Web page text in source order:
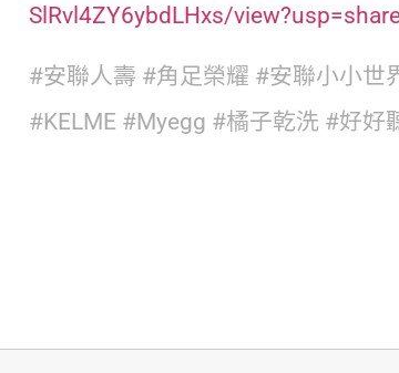
SlRvl4ZY6ybdLHxs/
#安聯人壽 #角足榮耀 #安聯小小世
#KELME #Myegg #橘子乾洗 #好好